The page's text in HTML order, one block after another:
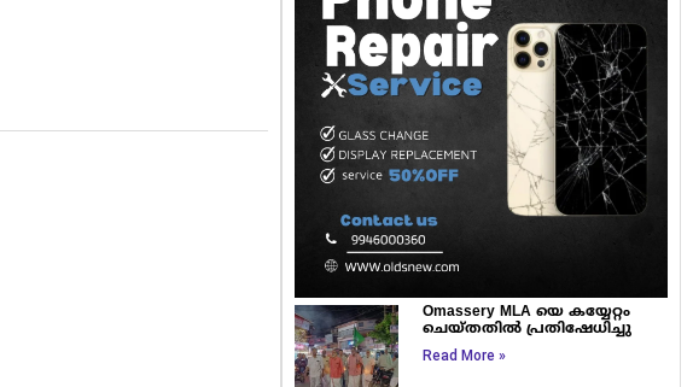
Omassery MLA യെ കയ്യേറ്റം
ചെയ്തതിൽ പ്രതിഷേധിച്ചു
Read More »